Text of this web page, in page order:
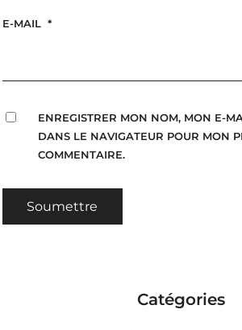
E-MAIL *
ENREGISTRER MON NOM, MON E-
DANS LE NAVIGATEUR POUR MON
COMMENTAIRE.
Catégories